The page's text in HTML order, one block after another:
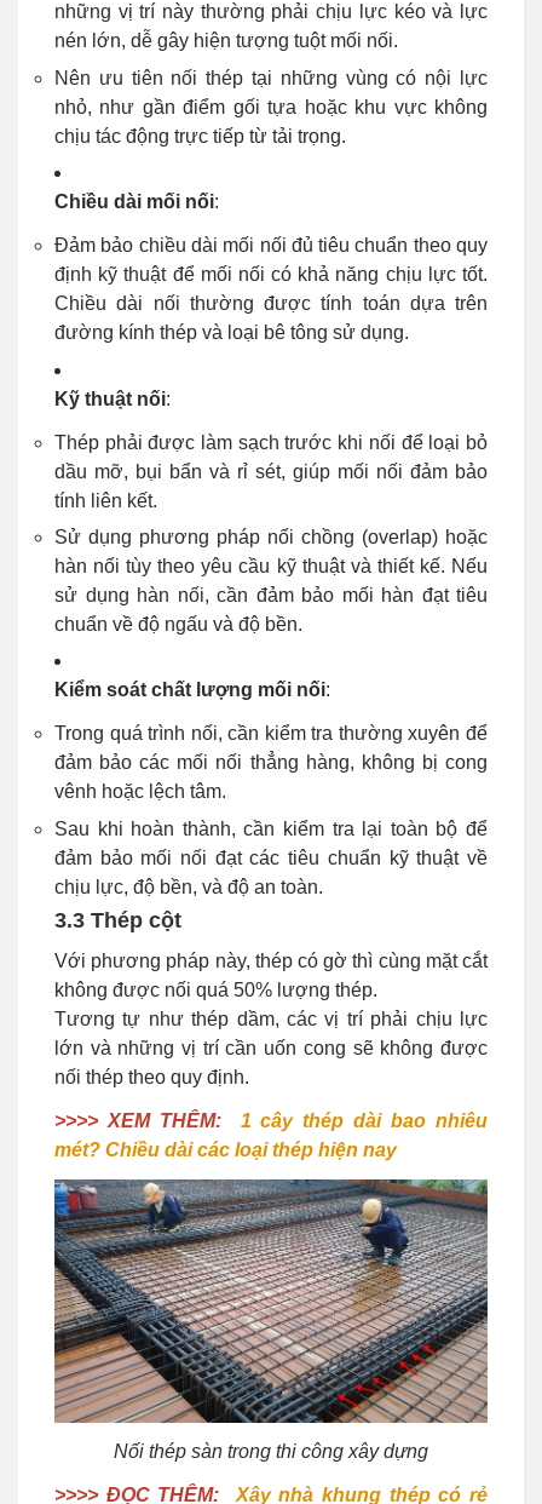
những vị trí này thường phải chịu lực kéo và lực
nén lớn, dễ gây hiện tượng tuột mối nối.
Nên ưu tiên nối thép tại những vùng có nội lực
nhỏ, như gần điểm gối tựa hoặc khu vực không
chịu tác động trực tiếp từ tải trọng.
Chiều dài mối nối:
Đảm bảo chiều dài mối nối đủ tiêu chuẩn theo quy
định kỹ thuật để mối nối có khả năng chịu lực tốt.
Chiều dài nối thường được tính toán dựa trên
đường kính thép và loại bê tông sử dụng.
Kỹ thuật nối:
Thép phải được làm sạch trước khi nối để loại bỏ
dầu mỡ, bụi bẩn và rỉ sét, giúp mối nối đảm bảo
tính liên kết.
Sử dụng phương pháp nối chồng (overlap) hoặc
hàn nối tùy theo yêu cầu kỹ thuật và thiết kế. Nếu
sử dụng hàn nối, cần đảm bảo mối hàn đạt tiêu
chuẩn về độ ngấu và độ bền.
Kiểm soát chất lượng mối nối:
Trong quá trình nối, cần kiểm tra thường xuyên để
đảm bảo các mối nối thẳng hàng, không bị cong
vênh hoặc lệch tâm.
Sau khi hoàn thành, cần kiểm tra lại toàn bộ để
đảm bảo mối nối đạt các tiêu chuẩn kỹ thuật về
chịu lực, độ bền, và độ an toàn.
3.3 Thép cột
Với phương pháp này, thép có gờ thì cùng mặt cắt
không được nối quá 50% lượng thép.
Tương tự như thép dầm, các vị trí phải chịu lực
lớn và những vị trí cần uốn cong sẽ không được
nối thép theo quy định.
>>>> XEM THÊM:
1 cây thép dài bao nhiêu
mét? Chiều dài các loại thép hiện nay
Nối thép sàn trong thi công xây dựng
>>>> ĐỌC THÊM: Xây nhà khung thép có rẻ